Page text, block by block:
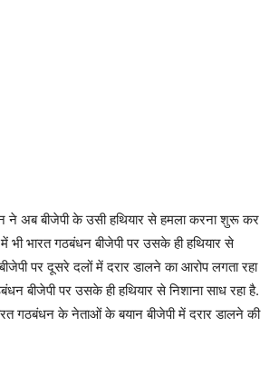
अब बीजेपी के उसी हथियार से हमला करना शुरू कर
भी भारत गठबंधन बीजेपी पर उसके ही हथियार से
पर दूसरे दलों में दरार डालने का आरोप लगता रहा
बीजेपी पर उसके ही हथियार से निशाना साध रहा है.
गठबंधन के नेताओं के बयान बीजेपी में दरार डालने की